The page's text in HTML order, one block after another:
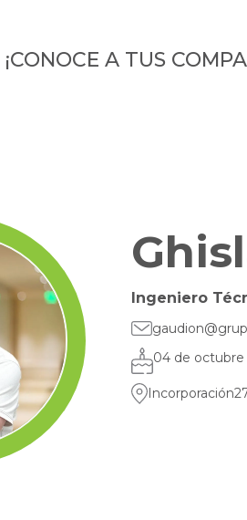
¡CONOCE A TUS
Ingeniero
04 de octubre
Incorporación